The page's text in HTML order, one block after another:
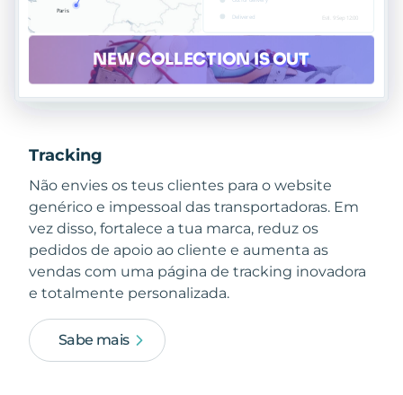
Tracking
Não envies os teus clientes para o website
genérico e impessoal das transportadoras. Em
vez disso, fortalece a tua marca, reduz os
pedidos de apoio ao cliente e aumenta as
vendas com uma página de tracking inovadora
e totalmente personalizada.
Sabe mais